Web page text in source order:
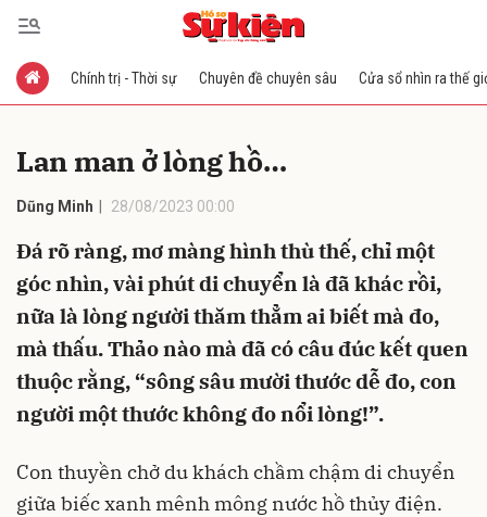
Chính trị - Thời sự Chuyên đề chuyên sâu Cửa sổ nhìn ra thế
Lan man ở lòng hồ…
Dũng Minh 28/08/2023 00:00
Đá rõ ràng, mơ màng hình thù thế, chỉ một
góc nhìn, vài phút di chuyển là đã khác rồi,
nữa là lòng người thăm thẳm ai biết mà đo,
mà thấu. Thảo nào mà đã có câu đúc kết quen
thuộc rằng, “sông sâu mười thước dễ đo, con
người một thước không đo nổi lòng!”.
Con thuyền chở du khách chầm chậm di chuyển
giữa biếc xanh mênh mông nước hồ thủy điện.
Gửi bình luận
Hủy Gửi